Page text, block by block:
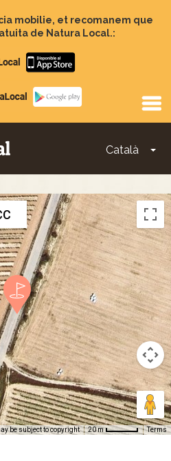
mobilie, et recomanem que
de Natura Local.:
Apple
store
Google
Play
Català
Main
navigation
be subject to copyright 20 m Terms